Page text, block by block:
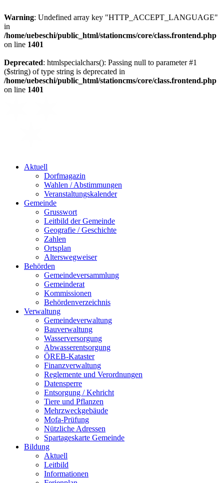
Warning: Undefined array key "HTTP_ACCEPT_LANGUAGE"
in
/home/uebeschi/public_html/stationcms/core/class.frontend.php
on line 1401
Deprecated: htmlspecialchars(): Passing null to parameter #1
($string) of type string is deprecated in
/home/uebeschi/public_html/stationcms/core/class.frontend.php
on line 1401
Aktuell
Dorfmagazin
Wahlen / Abstimmungen
Veranstaltungskalender
Gemeinde
Grusswort
Leitbild der Gemeinde
Geografie / Geschichte
Zahlen
Ortsplan
Alterswegweiser
Behörden
Gemeindeversammlung
Gemeinderat
Kommissionen
Behördenverzeichnis
Verwaltung
Gemeindeverwaltung
Bauverwaltung
Wasserversorgung
Abwasserentsorgung
ÖREB-Kataster
Finanzverwaltung
Reglemente und Verordnungen
Datensperre
Entsorgung / Kehricht
Tiere und Pflanzen
Mehrzweckgebäude
Mofa-Prüfung
Nützliche Adressen
Spartageskarte Gemeinde
Bildung
Aktuell
Leitbild
Informationen